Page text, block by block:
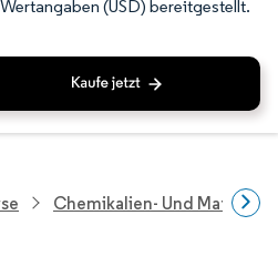
(USD) bereitgestellt.
Chemikalien- Und